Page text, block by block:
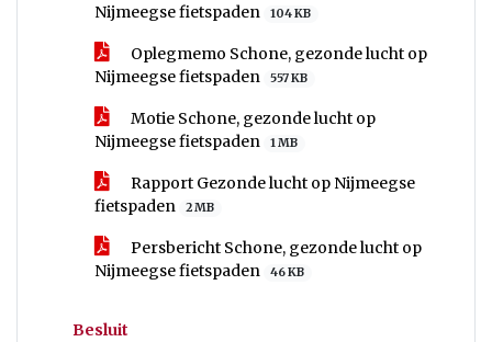
Nijmeegse fietspaden
104 KB
Oplegmemo Schone, gezonde lucht op
Nijmeegse fietspaden
557 KB
Motie Schone, gezonde lucht op
Nijmeegse fietspaden
1 MB
Rapport Gezonde lucht op Nijmeegse
fietspaden
2 MB
Persbericht Schone, gezonde lucht op
Nijmeegse fietspaden
46 KB
Besluit